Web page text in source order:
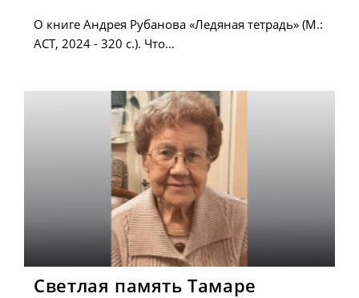
О книге Андрея Рубанова «Ледяная тетрадь» (М.:
АСТ, 2024 - 320 с.). Что…
Светлая память Тамаре